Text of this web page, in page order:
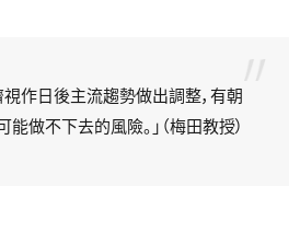
視作日後主流趨勢做出調整，有朝
做不下去的風險。」（梅田教授）